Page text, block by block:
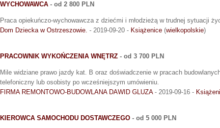
WYCHOWAWCA - od 2 800 PLN
Praca opiekuńczo-wychowawcza z dziećmi i młodzieżą w trudnej sytuacji
Dom Dziecka w Ostrzeszowie. - 2019-09-20 - Książenice (wielkopolskie)
PRACOWNIK WYKOŃCZENIA WNĘTRZ - od 3 700 PLN
Mile widziane prawo jazdy kat. B oraz doświadczenie w pracach
telefoniczny lub osobisty po wcześniejszym umówieniu.
FIRMA REMONTOWO-BUDOWLANA DAWID GLUZA- 2019-09-16 -
KIEROWCA SAMOCHODU DOSTAWCZEGO - od 5 000 PLN